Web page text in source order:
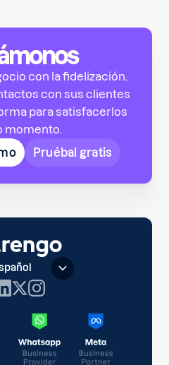
con la fidelización.
con sus clientes
para satisfacerlos
momento.
Pruébal gratis